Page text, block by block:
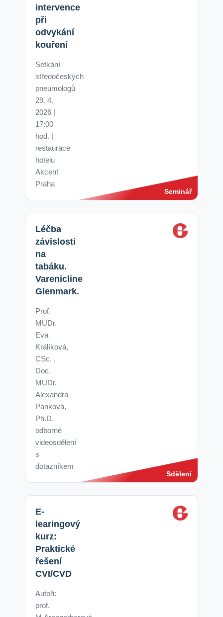
intervence
při
odvykání
kouření
Setkání
středočeských
pneumologů
29. 4.
2026 |
17:00
hod. |
restaurace
hotelu
Akcent
Praha
Seminář
Léčba
závislosti
na
tabáku.
Varenicline
Glenmark.
Prof.
MUDr.
Eva
Králíková,
CSc. ,
Doc.
MUDr.
Alexandra
Panková,
Ph.D.
odborné
videosdělení
s
dotazníkem
Sdělení
E-
learingový
kurz:
Praktické
řešení
CVI/CVD
Autoři:
prof.